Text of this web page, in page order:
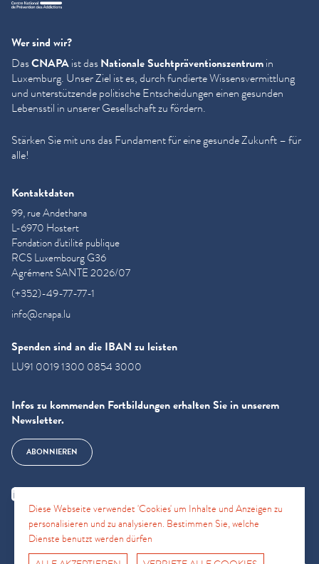
Wer sind wir?
DasCNAPAist dasNationale Sucht­präven­tion­szen­trumin
Luxemburg. Unser Ziel ist es, durch fundierte Wis­sensver­mit­tlung
und unter­stützende politische Entschei­dun­gen einen gesunden
Lebensstil in unserer Gesellschaft zu fördern.
Stärken Sie mit uns das Fundament für eine gesunde Zukunft – für
alle!
Kontaktdaten
99, rue Andethana
L-6970 Hostert
Fondation d'utilité publique
RCS Luxembourg G36
Agrément SANTE 2026/07
(+352)-49-77-77-1
info@cnapa.lu
Spenden sind an die IBAN zu leisten
LU91 0019 1300 0854 3000
Infos zu kommenden Fortbildungen erhalten Sie in unserem
Newsletter.
ABONNIEREN
Diese Webseite verwendet 'Cookies' um Inhalte und Anzeigen zu
personalisieren und zu analysieren. Bestimmen Sie, welche
Dienste benutzt werden dürfen